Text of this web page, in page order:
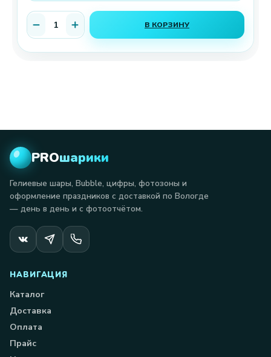
В КОРЗИНУ
PROшарики
Гелиевые шары, Bubble, цифры, фотозоны и
оформление праздников с доставкой по Вологде
— день в день и с фотоотчётом.
НАВИГАЦИЯ
Каталог
Доставка
Оплата
Прайс